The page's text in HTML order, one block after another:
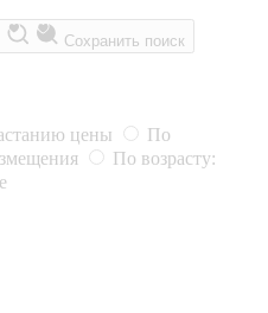
Сохранить поиск
цены
По
По возрасту: